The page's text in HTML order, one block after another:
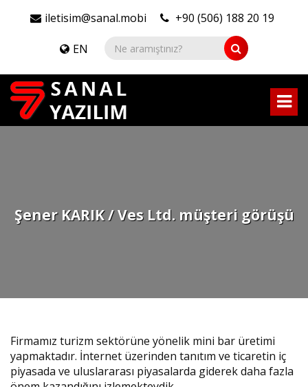
iletisim@sanal.mobi +90 (506) 188 20 19
EN
Şener KARIK / Ves Ltd. müşteri görüşü
Firmamız turizm sektörüne yönelik mini bar üretimi
yapmaktadır. İnternet üzerinden tanıtım ve ticaretin iç
piyasada ve uluslararası piyasalarda giderek daha fazla